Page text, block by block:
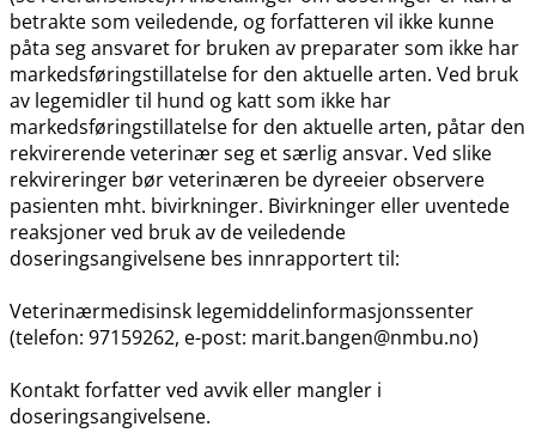
betrakte som veiledende, og forfatteren vil ikke kunne
påta seg ansvaret for bruken av preparater som ikke har
markedsføringstillatelse for den aktuelle arten. Ved bruk
av legemidler til hund og katt som ikke har
markedsføringstillatelse for den aktuelle arten, påtar den
rekvirerende veterinær seg et særlig ansvar. Ved slike
rekvireringer bør veterinæren be dyreeier observere
pasienten mht. bivirkninger. Bivirkninger eller uventede
reaksjoner ved bruk av de veiledende
doseringsangivelsene bes innrapportert til:
Veterinærmedisinsk legemiddelinformasjonssenter
(telefon: 97159262, e-post: marit.bangen@nmbu.no)
Kontakt forfatter ved avvik eller mangler i
doseringsangivelsene.